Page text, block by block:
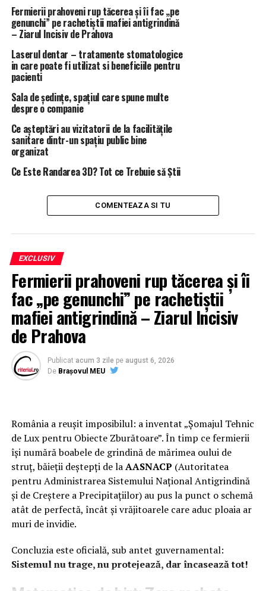
Magazine: 10:00-22:00
Activitati recreative: 10:00-23:00
ParkLake (IOR)
Magazine: de la 10:00 la 22:00
Baneasa Shopping City
Magazine: 10:00 – 22:00
Cafenele: 09:30 – 23:00
Food court: 10:00 – 23:00
Grand Play: 10:00 – 22:00
Magazine: 10:00-22:00
Cinema City: in weekend e deschis pana la 23:00, in
timpul saptamanii pana la 22:00
Sun Plaza (Piata Sudului)
Magazine: 10:00-22:00
Cinema City: pana la 23:00
Restaurante & Cafenele: Duminica – Joi de la 10:00 la
Magazine: 10:00-22:00
Food Court: pana la 24:00
Veranda Mall (Obor)
Magazine 10:00-22:00
Bucuresti Mall (Vitan)
Magazine: 10:00-22:00
Hollywood Multiplex: pana la 24:00
Fermierii prahoveni rup tăcerea și îi fac „pe
genunchi” pe rachetiștii mafiei antigrindină
– Ziarul Incisiv de Prahova
Laserul dentar – tratamente stomatologice
in care poate fi utilizat si beneficiile pentru
pacienti
Sala de ședințe, spațiul care spune multe
despre o companie
Ce așteptări au vizitatorii de la facilitățile
sanitare dintr-un spațiu public bine
organizat
Ce Este Randarea 3D? Tot ce Trebuie să Știi
COMENTEAZA SI TU
EXCLUSIV
Fermierii prahoveni rup tăcerea și îi
fac „pe genunchi” pe rachetiștii
mafiei antigrindină – Ziarul Incisiv
de Prahova
Publicat acum 3 zile pe august 6, 2026
De Brașovul MEU
România a reușit imposibilul: a inventat „Șomajul Tehnic
de Lux pentru Obiecte Zburătoare”. În timp ce fermierii
își numără boabele de grindină de mărimea oului de
struț, băieții deștepți de laAASNACP (Autoritatea
pentru Administrarea Sistemului Național Antigrindină
și de Creștere a Precipitațiilor) au pus la punct o schemă
atât de perfectă, încât și vrăjitoarele care aduc ploaia ar
muri de invidie.
Concluzia este oficială, sub antet guvernamental:
Sistemul nu trage, nu protejează, dar încasează tot!